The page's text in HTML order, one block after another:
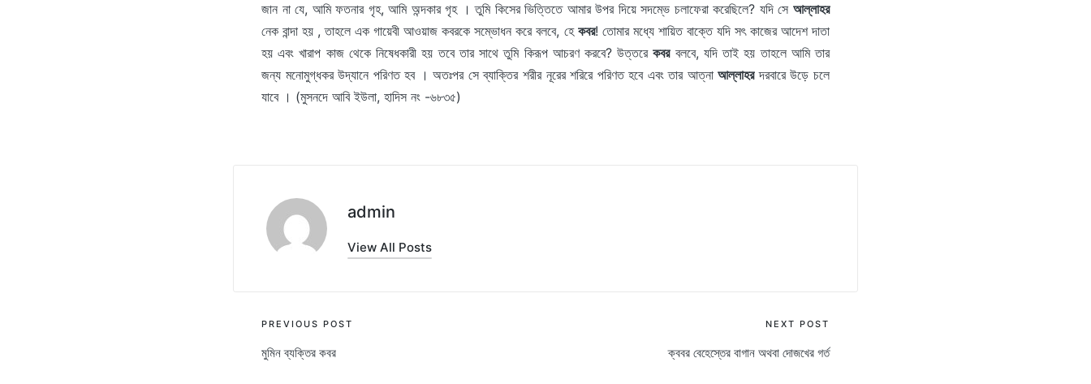
জান না যে, আমি ফতনার গৃহ, আমি অন্দকার গৃহ । তুমি কিসের ভিত্তিতে আমার উপর দিয়ে সদম্ভে চলাফেরা করেছিলে? যদি সে আল্লাহর
নেক বান্দা হয় , তাহলে এক গায়েবী আওয়াজ কবরকে সম্ভোধন করে বলবে, হে কবর! তোমার মধ্যে শায়িত বাক্তে যদি সৎ কাজের আদেশ দাতা
হয় এবং খারাপ কাজ থেকে নিষেধকারী হয় তবে তার সাথে তুমি কিরূপ আচরণ করবে? উত্তরেকবরবলবে, যদি তাই হয় তাহলে আমি তার
জন্য মনোমুগ্ধকর উদ্যানে পরিণত হব । অতঃপর সে ব্যাক্তির শরীর নূরের শরিরে পরিণত হবে এবং তার আত্নাআল্লাহরদরবারে উড়ে চলে
যাবে । (মুসনদে আবি ইউলা, হাদিস নং -৬৮৩৫)
admin
View All Posts
Post
navigation
PREVIOUS POST
মুমিন ব্যক্তির কবর
NEXT POST
ক্ববর বেহেস্তের বাগান অথবা দোজখের গর্ত